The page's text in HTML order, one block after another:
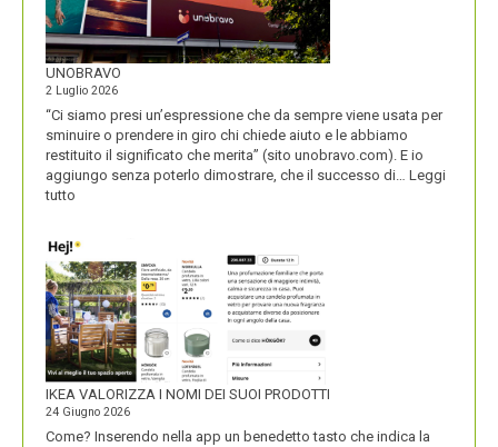
UNOBRAVO
2 Luglio 2026
“Ci siamo presi un’espressione che da sempre viene usata per
sminuire o prendere in giro chi chiede aiuto e le abbiamo
restituito il significato che merita” (sito unobravo.com). E io
aggiungo senza poterlo dimostrare, che il successo di… Leggi
tutto
IKEA VALORIZZA I NOMI DEI SUOI PRODOTTI
24 Giugno 2026
Come? Inserendo nella app un benedetto tasto che indica la